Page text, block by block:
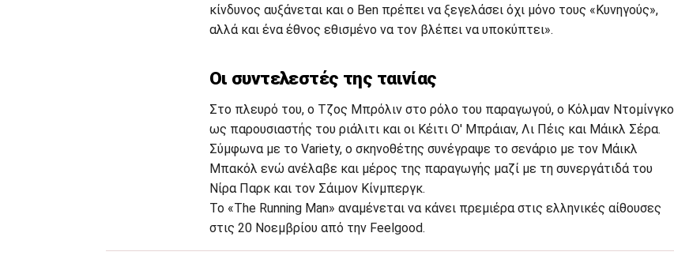
κίνδυνος αυξάνεται και ο Ben πρέπει να ξεγελάσει όχι μόνο τους «Κυνηγούς»,
αλλά και ένα έθνος εθισμένο να τον βλέπει να υποκύπτει».
Οι συντελεστές της ταινίας
Στο πλευρό του, ο Τζος Μπρόλιν στο ρόλο του παραγωγού, ο Κόλμαν Ντομίνγκο
ως παρουσιαστής του ριάλιτι και οι Κέιτι Ο' Μπράιαν, Λι Πέις και Μάικλ Σέρα.
Σύμφωνα με το Variety, ο σκηνοθέτης συνέγραψε το σενάριο με τον Μάικλ
Μπακόλ ενώ ανέλαβε και μέρος της παραγωγής μαζί με τη συνεργάτιδά του
Νίρα Παρκ και τον Σάιμον Κίνμπεργκ.
Το «The Running Man» αναμένεται να κάνει πρεμιέρα στις ελληνικές αίθουσες
στις 20 Νοεμβρίου από την Feelgood.